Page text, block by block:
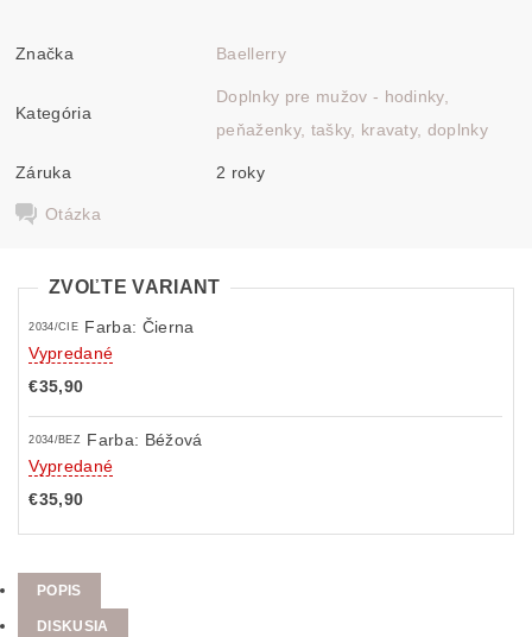
Značka Baellerry
Kategória
Doplnky pre mužov - hodinky,
peňaženky, tašky, kravaty, doplnky
Záruka 2 roky
Otázka
ZVOĽTE VARIANT
2034/CIE
Farba: Čierna
Vypredané
€35,90
2034/BEZ
Farba: Béžová
Vypredané
€35,90
POPIS
DISKUSIA